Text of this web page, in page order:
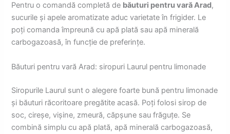
Pentru o comandă completă de băuturi pentru vară Arad,
sucurile și apele aromatizate aduc varietate în frigider. Le
poți comanda împreună cu apă plată sau apă minerală
carbogazoasă, în funcție de preferințe.
Băuturi pentru vară Arad: siropuri Laurul pentru limonade
Siropurile Laurul sunt o alegere foarte bună pentru limonade
și băuturi răcoritoare pregătite acasă. Poți folosi sirop de
soc, cireșe, vișine, zmeură, căpșune sau frăguțe. Se
combină simplu cu apă plată, apă minerală carbogazoasă,